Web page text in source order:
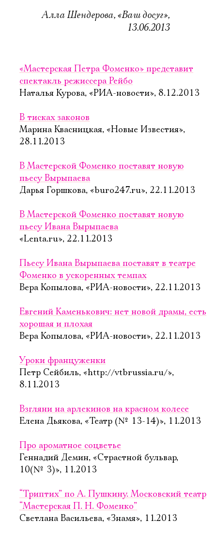
Алла Шендерова, «Ваш досуг»,
13.06.2013
«Мастерская Петра Фоменко» представит
спектакль режиссера Рейбо
Наталья Курова, «РИА-новости», 8.12.2013
В тисках законов
Марина Квасницкая, «Новые Известия»,
28.11.2013
В Мастерской Фоменко поставят новую
пьесу Вырыпаева
Дарья Горшкова, «buro247.ru», 22.11.2013
В Мастерской Фоменко поставят новую
пьесу Ивана Вырыпаева
«Lenta.ru», 22.11.2013
Пьесу Ивана Вырыпаева поставят в театре
Фоменко в ускоренных темпах
Вера Копылова, «РИА-новости», 22.11.2013
Евгений Каменькович: нет новой драмы, есть
хорошая и плохая
Вера Копылова, «РИА-новости», 22.11.2013
Уроки француженки
Петр Сейбиль, «http://vtbrussia.ru/»,
8.11.2013
Взгляни на арлекинов на красном колесе
Елена Дьякова, «Театр (№ 13-14)», 11.2013
Про ароматное соцветье
Геннадий Демин, «Страстной бульвар,
10(№ 3)», 11.2013
“Триптих” по А. Пушкину. Московский театр
“Мастерская П. Н. Фоменко”
Светлана Васильева, «Знамя», 11.2013